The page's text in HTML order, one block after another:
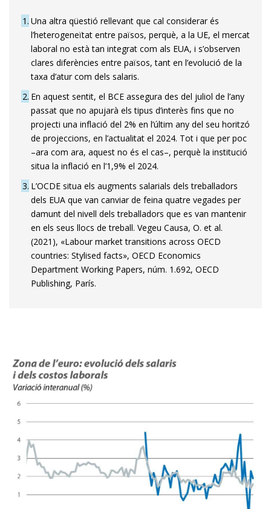
1 Una altra qüestió rellevant que cal considerar és
l’heterogeneïtat entre països, perquè, a la UE, el mercat
laboral no està tan integrat com als EUA, i s’observen
clares diferències entre països, tant en l’evolució de la
taxa d’atur com dels salaris.
2 En aquest sentit, el BCE assegura des del juliol de l’any
passat que no apujarà els tipus d’interès fins que no
projecti una inflació del 2% en l’últim any del seu horitzó
de projeccions, en l’actualitat el 2024. Tot i que per poc
–ara com ara, aquest no és el cas–, perquè la institució
situa la inflació en l’1,9% el 2024.
3 L’OCDE situa els augments salarials dels treballadors
dels EUA que van canviar de feina quatre vegades per
damunt del nivell dels treballadors que es van mantenir
en els seus llocs de treball. Vegeu Causa, O. et al.
(2021), «Labour market transitions across OECD
countries: Stylised facts», OECD Economics
Department Working Papers, núm. 1.692, OECD
Publishing, París.